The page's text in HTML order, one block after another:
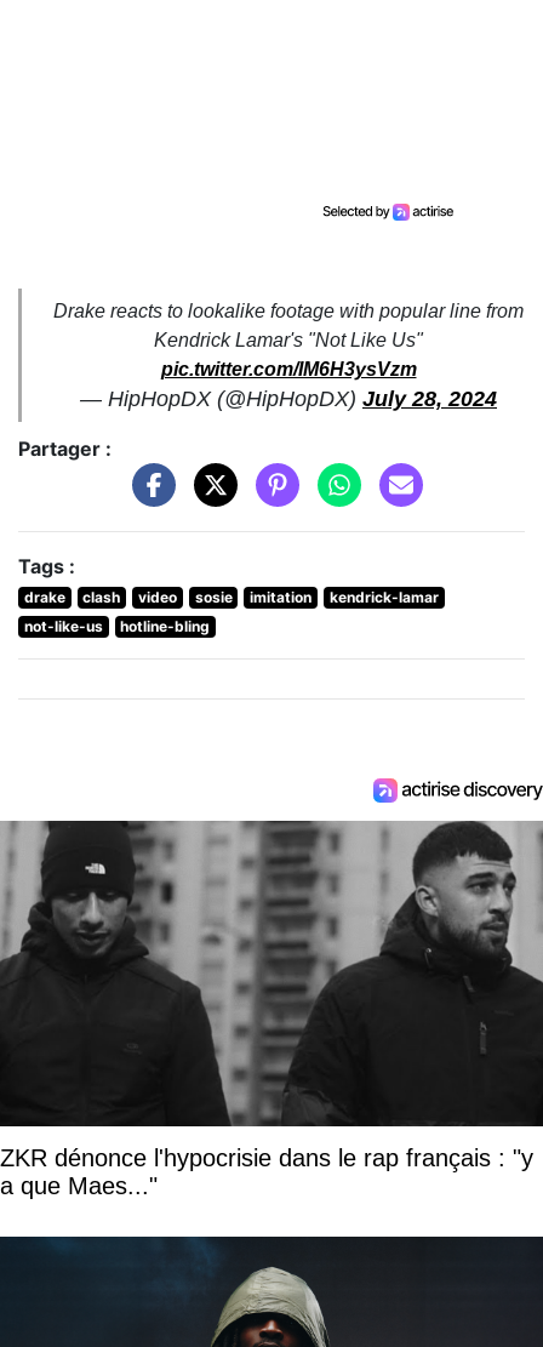
Drake reacts to lookalike footage with popular line from
Kendrick Lamar's "Not Like Us"
pic.twitter.com/IM6H3ysVzm
— HipHopDX (@HipHopDX) July 28, 2024
Partager :
Tags :
drake clash video sosie imitation
kendrick-lamar
not-like-us
hotline-bling
ZKR dénonce l'hypocrisie dans le rap français : "y
a que Maes..."